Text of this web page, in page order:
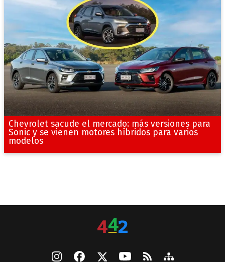
Chevrolet sacude el mercado: más versiones para
Sonic y se vienen motores híbridos para varios
modelos